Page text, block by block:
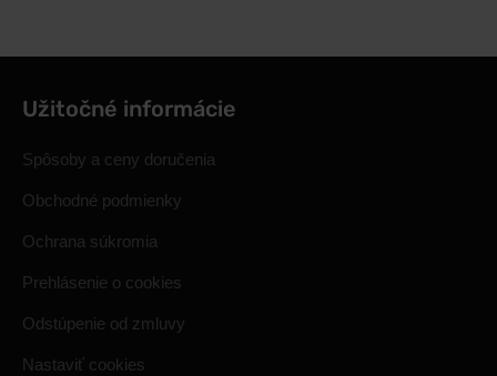
Užitočné informácie
Spôsoby a ceny doručenia
Obchodné podmienky
Ochrana súkromia
Prehlásenie o cookies
Odstúpenie od zmluvy
Nastaviť cookies